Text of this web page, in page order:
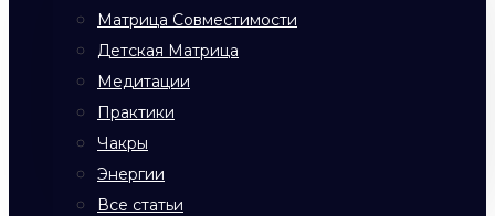
Матрица Совместимости
Детская Матрица
Медитации
Практики
Чакры
Энергии
Все статьи